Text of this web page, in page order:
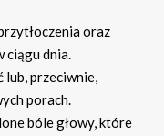
oraz
ciągu dnia.
lub, przeciwnie,
porach.
bóle głowy, które